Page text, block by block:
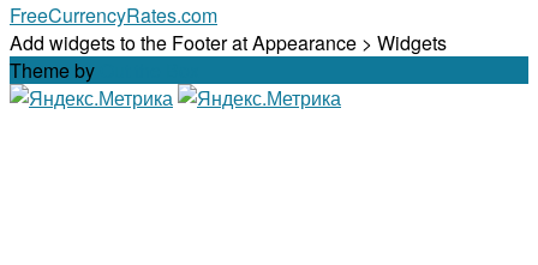
FreeCurrencyRates.com
Add widgets to the Footer at Appearance > Widgets
Theme by